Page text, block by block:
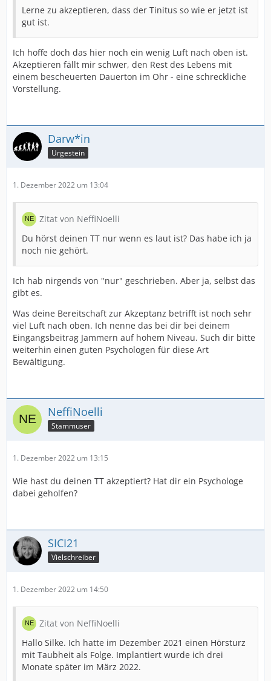
Lerne zu akzeptieren, dass der Tinitus so wie er jetzt ist
gut ist.
Ich hoffe doch das hier noch ein wenig Luft nach oben ist.
Akzeptieren fällt mir schwer, den Rest des Lebens mit
einem bescheuerten Dauerton im Ohr - eine schreckliche
Vorstellung.
Darw*in
Urgestein
1. Dezember 2022 um 13:04
Zitat von NeffiNoelli
Du hörst deinen TT nur wenn es laut ist? Das habe ich ja
noch nie gehört.
Ich hab nirgends von "nur" geschrieben. Aber ja, selbst das
gibt es.
Was deine Bereitschaft zur Akzeptanz betrifft ist noch sehr
viel Luft nach oben. Ich nenne das bei dir bei deinem
Eingangsbeitrag Jammern auf hohem Niveau. Such dir bitte
weiterhin einen guten Psychologen für diese Art
Bewältigung.
NeffiNoelli
Stammuser
1. Dezember 2022 um 13:15
Wie hast du deinen TT akzeptiert? Hat dir ein Psychologe
dabei geholfen?
SICI21
Vielschreiber
1. Dezember 2022 um 14:50
Zitat von NeffiNoelli
Hallo Silke. Ich hatte im Dezember 2021 einen Hörsturz
mit Taubheit als Folge. Implantiert wurde ich drei
Monate später im März 2022.